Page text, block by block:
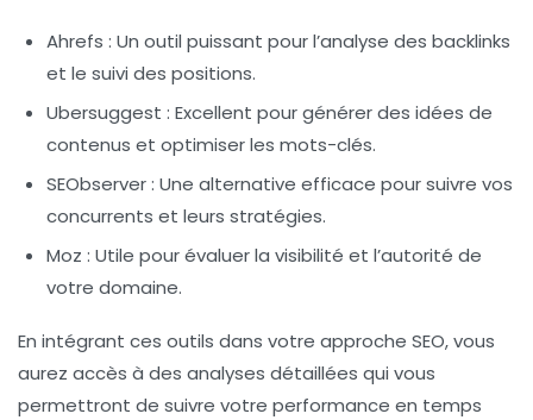
Ahrefs : Un outil puissant pour l’analyse des backlinks
et le suivi des positions.
Ubersuggest : Excellent pour générer des idées de
contenus et optimiser les mots-clés.
SEObserver: Une alternative efficace pour suivre vos
concurrents et leurs stratégies.
Moz : Utile pour évaluer la visibilité et l’autorité de
votre domaine.
En intégrant ces outils dans votre approche SEO, vous
aurez accès à des analyses détaillées qui vous
permettront de suivre votre performance en temps